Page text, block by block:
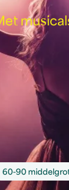
60-90